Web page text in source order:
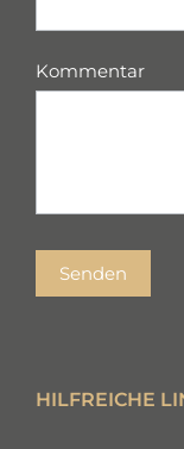
Kommentar
Senden
HILFREICHE